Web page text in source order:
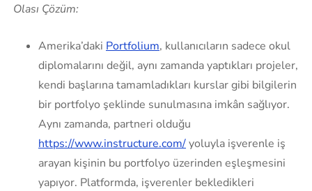
Olası Çözüm:
Amerika’daki Portfolium, kullanıcıların sadece okul
diplomalarını değil, aynı zamanda yaptıkları projeler,
kendi başlarına tamamladıkları kurslar gibi bilgilerin
bir portfolyo şeklinde sunulmasına imkân sağlıyor.
Aynı zamanda, partneri olduğu
https://www.instructure.com/yoluyla işverenle iş
arayan kişinin bu portfolyo üzerinden eşleşmesini
yapıyor. Platformda, işverenler bekledikleri